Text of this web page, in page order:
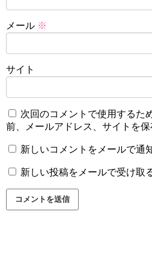
メール ※
サイト
次回のコメントで使用するた
前、メールアドレス、サイトを保
新しいコメントをメールで通
新しい投稿をメールで受け取